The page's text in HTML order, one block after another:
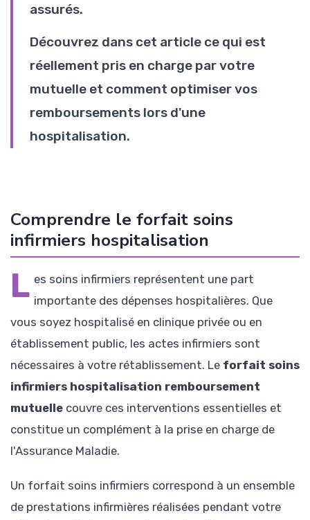
assurés.
Découvrez dans cet article ce qui est
réellement pris en charge par votre
mutuelle et comment optimiser vos
remboursements lors d'une
hospitalisation.
Comprendre le forfait soins
infirmiers hospitalisation
L es soins infirmiers représentent une part
importante des dépenses hospitalières. Que
vous soyez hospitalisé en clinique privée ou en
établissement public, les actes infirmiers sont
nécessaires à votre rétablissement. Le forfait soins
infirmiers hospitalisation remboursement
mutuelle couvre ces interventions essentielles et
constitue un complément à la prise en charge de
l'Assurance Maladie.
Un forfait soins infirmiers correspond à un ensemble
de prestations infirmières réalisées pendant votre